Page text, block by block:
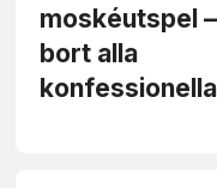
moskéutspel
bort alla